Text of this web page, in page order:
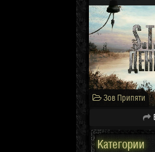
Зов Припяти
Категории